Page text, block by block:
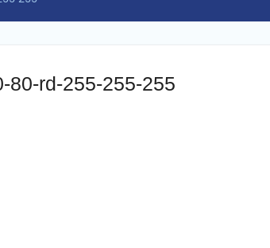
80-rd-255-255-255